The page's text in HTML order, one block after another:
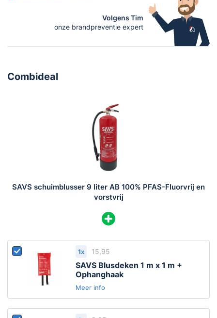
Druk: 15 bar
Temperatuurbereik: -20 tot +60 °C
Voldoet aan EN-3
Mobiak is een Europese producent met meer dan 75 jaar
ervaring in brandveiligheid. In de eigen fabriek in
Griekenland produceert Mobiak hoogwaardige
worden onder licentie van Mobiak geproduceerd en
diverse andere Europese keuringsinstanties.
Volgens Tim
onze brandpreventie expert
Combideal
SAVS schuimblusser 9 liter AB 100% PFAS-Fluorvrij en
vorstvrij
1x 15,95
SAVS Blusdeken 1 m x 1 m +
Ophanghaak
Meer info